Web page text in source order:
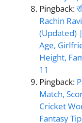
Pingback:
Rachin
(Updated)
Age,
Height,
11
Pingback:
Match,
Cricket
Fantasy